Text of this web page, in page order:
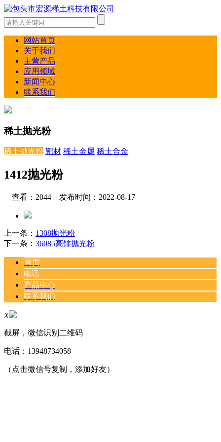
网站首页
关于我们
主营产品
应用领域
新闻中心
联系我们
稀土抛光粉
稀土抛光粉 靶材 稀土金属 稀土合金
1412抛光粉
查看：2044 发布时间：2022-08-17
上一条： 1308抛光粉
下一条： 36085高铈抛光粉
首页
电话
产品中心
联系我们
X
截屏，微信识别二维码
电话： 13948734058
（点击微信号复制，添加好友）